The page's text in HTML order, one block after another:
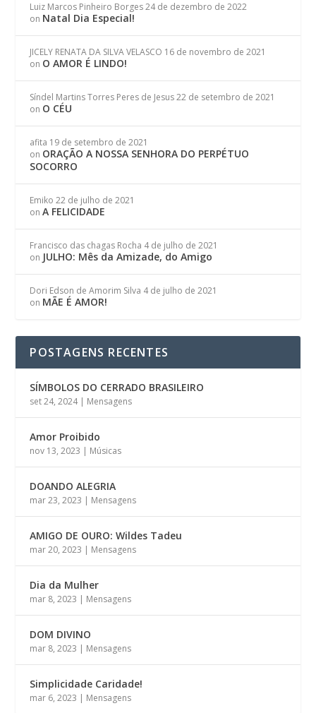
Luiz Marcos Pinheiro Borges 24 de dezembro de 2022
on Natal Dia Especial!
JICELY RENATA DA SILVA VELASCO 16 de novembro de 2021
on O AMOR É LINDO!
Síndel Martins Torres Peres de Jesus 22 de setembro de 2021
on O CÉU
afita 19 de setembro de 2021
on ORAÇÃO A NOSSA SENHORA DO PERPÉTUO
SOCORRO
Emiko 22 de julho de 2021
onA FELICIDADE
Francisco das chagas Rocha 4 de julho de 2021
on JULHO: Mês da Amizade, do Amigo
Dori Edson de Amorim Silva 4 de julho de 2021
on MÃE É AMOR!
POSTAGENS RECENTES
SÍMBOLOS DO CERRADO BRASILEIRO
set 24, 2024| Mensagens
Amor Proibido
nov 13, 2023 | Músicas
DOANDO ALEGRIA
mar 23, 2023 | Mensagens
AMIGO DE OURO: Wildes Tadeu
mar 20, 2023 | Mensagens
Dia da Mulher
mar 8, 2023 | Mensagens
DOM DIVINO
mar 8, 2023 | Mensagens
Simplicidade Caridade!
mar 6, 2023 | Mensagens